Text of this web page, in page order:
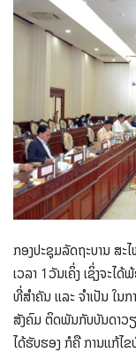
ກອງປະຊຸມລັດຖະບານ ສະ
ເວລາ 1ວັນເຄິ່ງ ເຊິ່ງຈະ
ທີ່ສໍາຄັນ ແລະ ຈຳເປັນ ໃ
ສັງຄົມ ຕິດພັນກັບບັນດາວ
ໄດ້ຮັບຮອງ ກໍຄື ການແກ້ໄ